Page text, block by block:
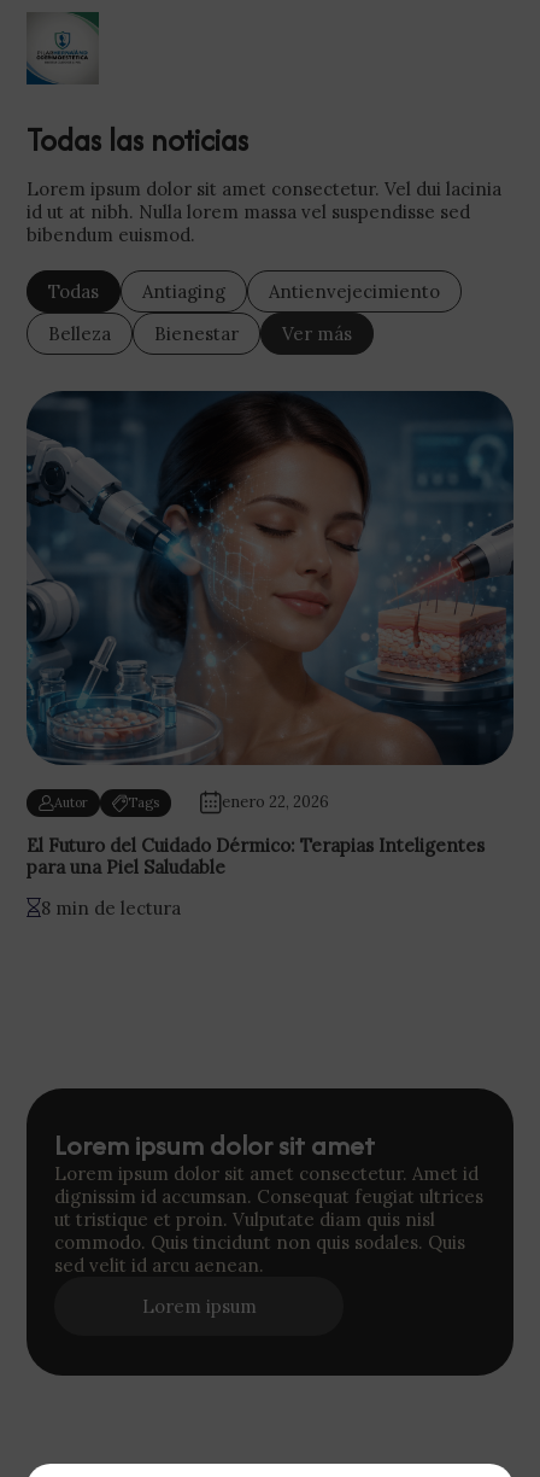
Todas las noticias
Lorem ipsum dolor sit amet consectetur. Vel dui lacinia
id ut at nibh. Nulla lorem massa vel suspendisse sed
bibendum euismod.
Todas Antiaging
Antienvejecimiento
Belleza
Bienestar Ver más
Autor Tags enero 22, 2026
El Futuro del Cuidado Dérmico: Terapias Inteligentes
para una Piel Saludable
8 min de lectura
Lorem ipsum dolor sit amet
Lorem ipsum dolor sit amet consectetur. Amet id
dignissim id accumsan. Consequat feugiat ultrices
ut tristique et proin. Vulputate diam quis nisl
commodo. Quis tincidunt non quis sodales. Quis
sed velit id arcu aenean.
Lorem ipsum